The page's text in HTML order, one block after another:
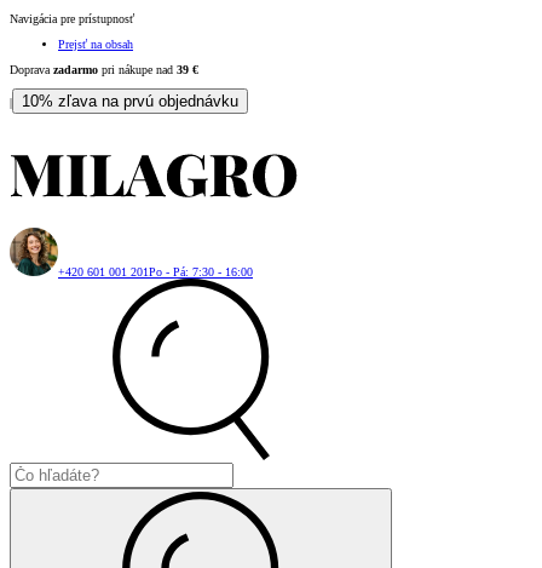
Navigácia pre prístupnosť
Prejsť na obsah
Doprava zadarmo pri nákupe nad 39 €
| 10% zľava na prvú objednávku
+420 601 001 201Po - Pá: 7:30 - 16:00